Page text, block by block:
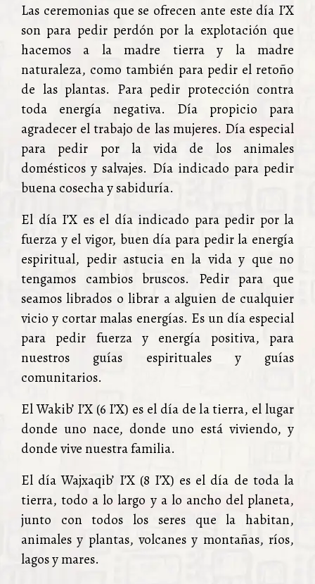
Las ceremonias que se ofrecen ante este día I’X
son para pedir perdón por la explotación que
hacemos a la madre tierra y la madre
naturaleza, como también para pedir el retoño
de las plantas. Para pedir protección contra
toda energía negativa. Día propicio para
agradecer el trabajo de las mujeres. Día especial
para pedir por la vida de los animales
domésticos y salvajes. Día indicado para pedir
buena cosecha y sabiduría.
El día I’X es el día indicado para pedir por la
fuerza y el vigor, buen día para pedir la energía
espiritual, pedir astucia en la vida y que no
tengamos cambios bruscos. Pedir para que
seamos librados o librar a alguien de cualquier
vicio y cortar malas energías. Es un día especial
para pedir fuerza y energía positiva, para
nuestros guías espirituales y guías
comunitarios.
El Wakib’ I’X (6 I’X) es el día de la tierra, el lugar
donde uno nace, donde uno está viviendo, y
donde vive nuestra familia.
El día Wajxaqib’ I’X (8 I’X) es el día de toda la
tierra, todo a lo largo y a lo ancho del planeta,
junto con todos los seres que la habitan,
animales y plantas, volcanes y montañas, ríos,
lagos y mares.